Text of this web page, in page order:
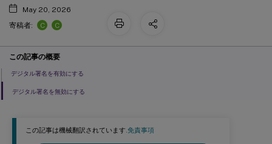
この記事は機械翻訳されています.免責事項
May 20, 2026
寄稿者:
C C
この記事の概要
デジタル署名を有効にする
デジタル署名を無効にする